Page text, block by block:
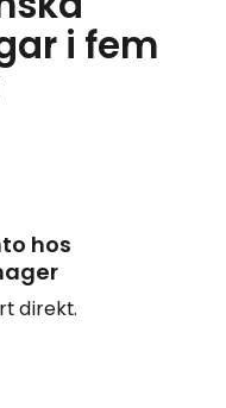
i fem
hos
direkt.